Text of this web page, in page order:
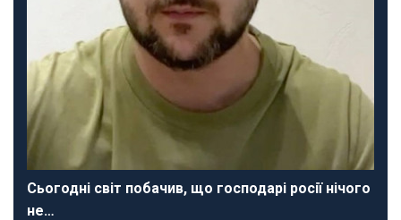
Сьогодні світ побачив, що господарі росії нічого
не…